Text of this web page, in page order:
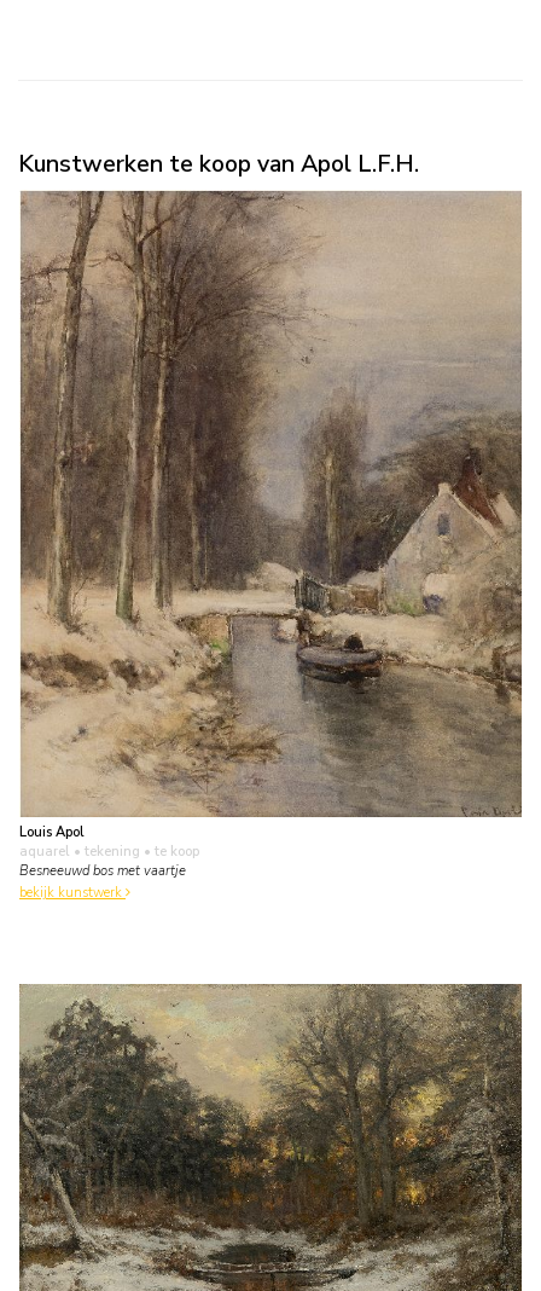
Kunstwerken te koop van Apol L.F.H.
Louis Apol
aquarel • tekening • te koop
Besneeuwd bos met vaartje
bekijk kunstwerk